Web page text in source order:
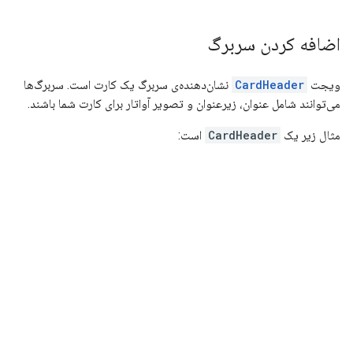
اضافه کردن سربرگ
ویجت CardHeader نشان‌دهنده‌ی سربرگ یک کارت است. سربرگ‌ها
می‌توانند شامل عنوان، زیرعنوان و تصویر آواتار برای کارت شما باشند.
مثال زیر یک CardHeader است: